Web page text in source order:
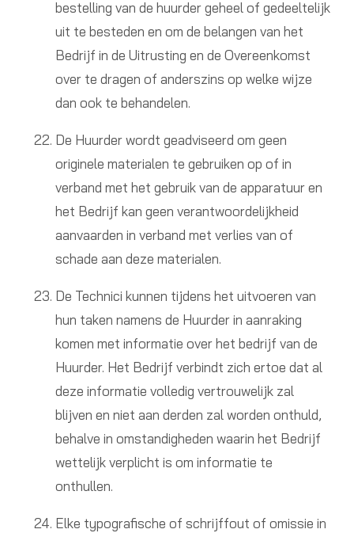
bestelling van de huurder geheel of gedeeltelijk
uit te besteden en om de belangen van het
Bedrijf in de Uitrusting en de Overeenkomst
over te dragen of anderszins op welke wijze
dan ook te behandelen.
De Huurder wordt geadviseerd om geen
originele materialen te gebruiken op of in
verband met het gebruik van de apparatuur en
het Bedrijf kan geen verantwoordelijkheid
aanvaarden in verband met verlies van of
schade aan deze materialen.
De Technici kunnen tijdens het uitvoeren van
hun taken namens de Huurder in aanraking
komen met informatie over het bedrijf van de
Huurder. Het Bedrijf verbindt zich ertoe dat al
deze informatie volledig vertrouwelijk zal
blijven en niet aan derden zal worden onthuld,
behalve in omstandigheden waarin het Bedrijf
wettelijk verplicht is om informatie te
onthullen.
Elke typografische of schrijffout of omissie in